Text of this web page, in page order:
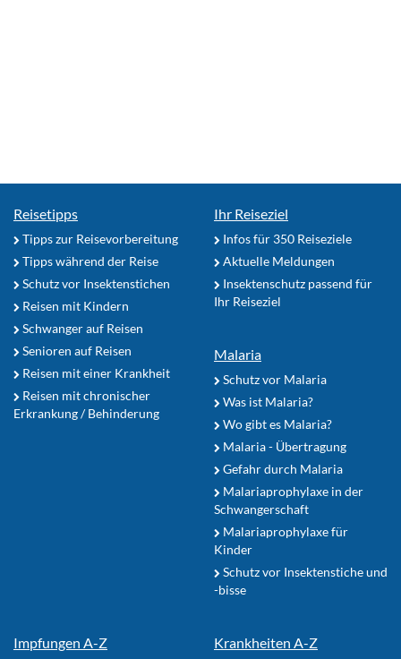
Reisetipps
Tipps zur Reisevorbereitung
Tipps während der Reise
Schutz vor Insektenstichen
Reisen mit Kindern
Schwanger auf Reisen
Senioren auf Reisen
Reisen mit einer Krankheit
Reisen mit chronischer
Erkrankung / Behinderung
Ihr Reiseziel
Infos für 350 Reiseziele
Aktuelle Meldungen
Insektenschutz passend für
Ihr Reiseziel
Malaria
Schutz vor Malaria
Was ist Malaria?
Wo gibt es Malaria?
Malaria - Übertragung
Gefahr durch Malaria
Malariaprophylaxe in der
Schwangerschaft
Malariaprophylaxe für
Kinder
Schutz vor Insektenstiche und
-bisse
Impfungen A-Z Krankheiten A-Z